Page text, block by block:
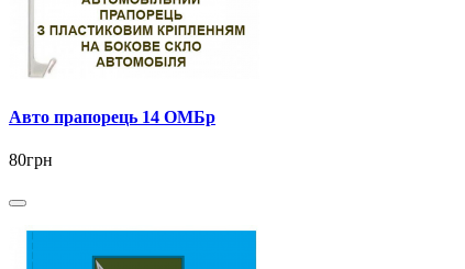
Авто прапорець 14 ОМБр
80грн